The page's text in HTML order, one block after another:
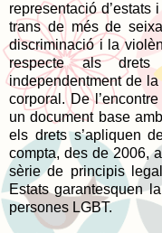
representació d’estats
trans de més de
discriminació i la
respecte als
independentment de
corporal. De
un document base
els drets s’apliquen
compta, des de 2006,
sèrie de principis
Estats garantesquen
persones LGBT.